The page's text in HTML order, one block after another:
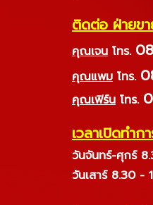
ติดต่อ ฝ่ายข
คุณเจน โทร.
คุณแพม โทร.
คุณเฟิร์น โทร.
เวลาเปิดทำก
วันจันทร์-ศุกร์
วันเสาร์ 8.30 -